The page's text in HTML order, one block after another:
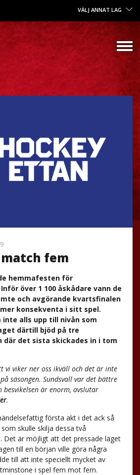
VÄLJ ANNAT LAG
fem
hemmafesten för
över 1 100 åskådare vann de
och avgörande kvartsfinalen
konsekventa i sitt spel.
inte alls upp till nivån som
därtill bjöd på tre
där det sista skickades in i tom
vi viker ner oss ikväll och det är inte
säsongen. Sundsvall var det bättre
besvikelsen är enorm, avslutar
.
första akt i det ack så
skulle skilja dessa två
Det är möjligt att det pressade läget
till en början ville göra några
till att inte speciellt mycket av
i spel fem mot fem.